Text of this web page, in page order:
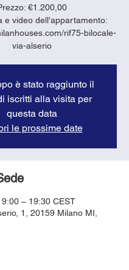
€1.200,00
e video dell'appartamento:
rif75-bilocale-
via-alserio
è stato raggiunto il
iscritti alla visita per
questa data
le prossime date
– 19:30 CEST
1, 20159 Milano MI,